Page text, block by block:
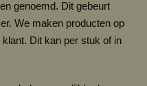
genoemd. Dit gebeurt
We maken producten op
Dit kan per stuk of in